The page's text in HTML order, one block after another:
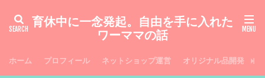
育休中に一念発起。自由を手に入れた
ワーママの話
ホーム プロフィール ネットショップ運営 オリジナル品開発